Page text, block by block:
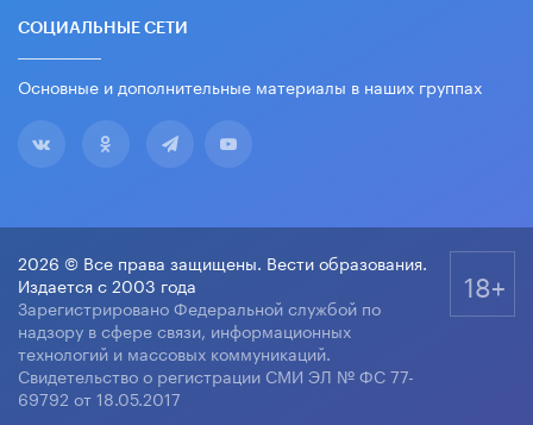
СОЦИАЛЬНЫЕ СЕТИ
Основные и дополнительные материалы в наших группах
2026 © Все права защищены. Вести образования.
Издается с 2003 года
Зарегистрировано Федеральной службой по
надзору в сфере связи, информационных
технологий и массовых коммуникаций.
Свидетельство о регистрации СМИ ЭЛ № ФС 77-
69792 от 18.05.2017
18+